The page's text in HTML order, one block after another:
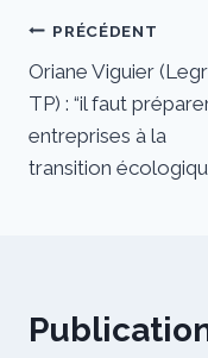
PRÉCÉDENT
Oriane Viguier
TP) : “il faut
entreprises à la
transition